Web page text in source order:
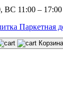
ВС 11:00 – 17:00
Паркетная
Корзина